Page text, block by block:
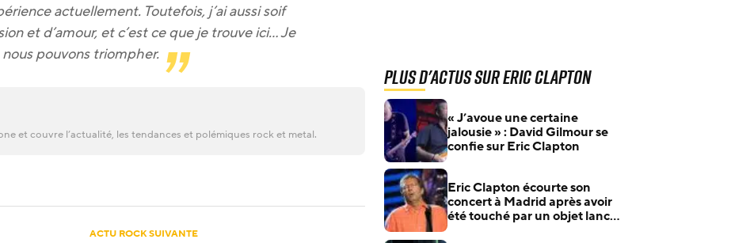
actuellement. Toutefois, j’ai aussi soif
et d’amour, et c’est ce que je trouve ici… Je
nous pouvons triompher.
et couvre l’actualité, les tendances et polémiques rock et metal.
ACTU ROCK SUIVANTE
Plus d'actus sur Eric Clapton
« J’avoue une certaine
jalousie » : David Gilmour se
confie sur Eric Clapton
Eric Clapton écourte son
concert à Madrid après avoir
été touché par un objet lancé